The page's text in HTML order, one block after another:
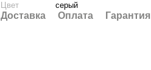
Цвет
серый
Доставка Оплата Гарантия